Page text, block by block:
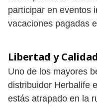
participar en eventos
vacaciones pagadas
Libertad y
Uno de los mayores
distribuidor Herbalife
estás atrapado en la